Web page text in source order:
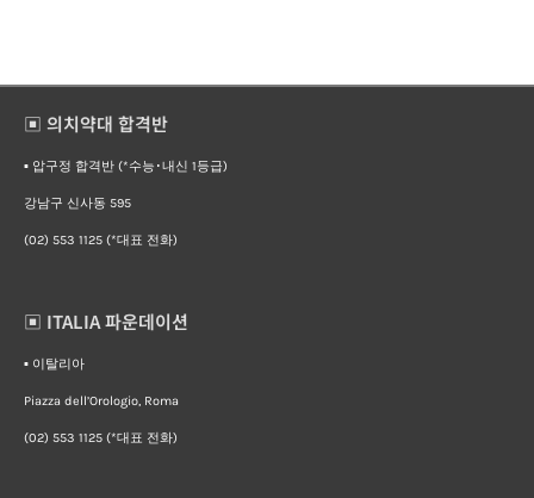
▣ 의치약대 합격반
▪︎ 압구정 합격반 (*수능･내신 1등급)
강남구 신사동 595
(02) 553 1125 (*대표 전화)
▣ ITALIA 파운데이션
▪︎ 이탈리아
Piazza dell’Orologio, Roma
(02) 553 1125 (*대표 전화)